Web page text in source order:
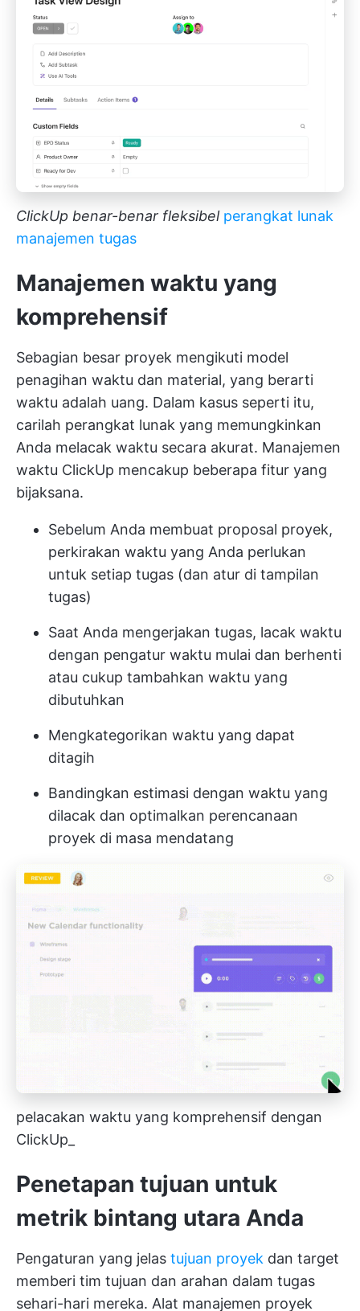
ClickUp benar-benar fleksibel perangkat lunak
manajemen tugas
Manajemen waktu yang
komprehensif
Sebagian besar proyek mengikuti model
penagihan waktu dan material, yang berarti
waktu adalah uang. Dalam kasus seperti itu,
carilah perangkat lunak yang memungkinkan
Anda melacak waktu secara akurat. Manajemen
waktu ClickUp mencakup beberapa fitur yang
bijaksana.
Sebelum Anda membuat proposal proyek,
perkirakan waktu yang Anda perlukan
untuk setiap tugas (dan atur di tampilan
tugas)
Saat Anda mengerjakan tugas, lacak waktu
dengan pengatur waktu mulai dan berhenti
atau cukup tambahkan waktu yang
dibutuhkan
Mengkategorikan waktu yang dapat
ditagih
Bandingkan estimasi dengan waktu yang
dilacak dan optimalkan perencanaan
proyek di masa mendatang
pelacakan waktu yang komprehensif dengan
ClickUp_
Penetapan tujuan untuk
metrik bintang utara Anda
Pengaturan yang jelas tujuan proyek dan target
memberi tim tujuan dan arahan dalam tugas
sehari-hari mereka. Alat manajemen proyek